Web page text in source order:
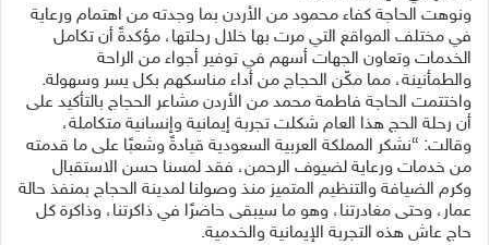
ونوهت الحاجة كفاء محمود من الأردن بما وجدته من اهتمام ورعاية
في مختلف المواقع التي مرت بها خلال رحلتها، مؤكدةً أن تكامل
الخدمات وتعاون الجهات أسهم في توفير أجواء من الراحة
والطمأنينة، مما مكّن الحجاج من أداء مناسكهم بكل يسر وسهولة.
واختتمت الحاجة فاطمة محمد من الأردن مشاعر الحجاج بالتأكيد على
أن رحلة الحج هذا العام شكلت تجربة إيمانية وإنسانية متكاملة،
وقالت: “نشكر المملكة العربية السعودية قيادةً وشعبًا على ما قدمته
من خدمات ورعاية لضيوف الرحمن، فقد لمسنا حسن الاستقبال
وكرم الضيافة والتنظيم المتميز منذ وصولنا لمدينة الحجاج بمنفذ حالة
عمار، وحتى مغادرتنا، وهو ما سيبقى حاضرًا في ذاكرتنا، وذاكرة كل
حاج عاش هذه التجربة الإيمانية والخدمية.